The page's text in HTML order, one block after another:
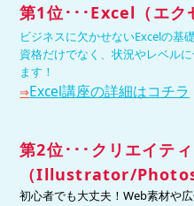
第1位･･･Excel（エク
ビジネスに欠かせないExcelの基
資格だけでなく、状況やレベル
ます！
⇒Excel講座の詳細はコチラ
第2位･･･ クリエイテ
（Illustrator/
初心者でも大丈夫！Web素材や